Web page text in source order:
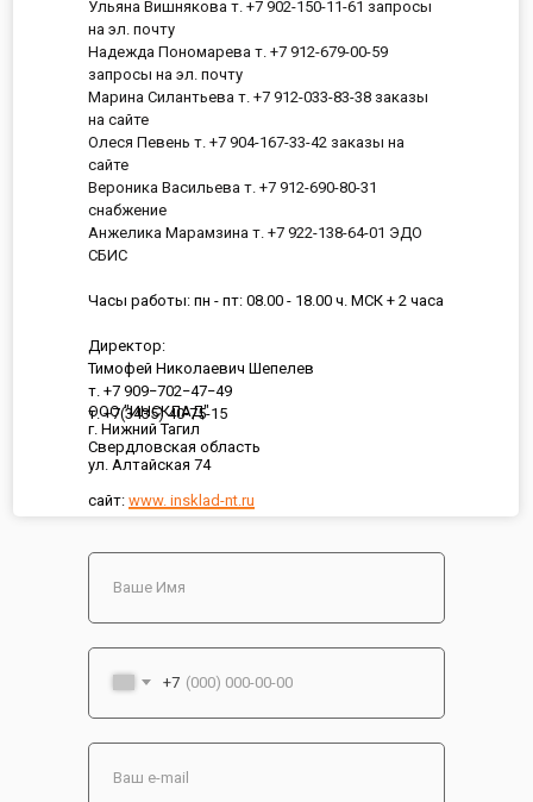
ООО "ИНСКЛАД"
г. Нижний Тагил
Свердловская область
ул. Алтайская 74
сайт: www. insklad-nt.ru
Ульяна Вишнякова т. +7 902-150-11-61 запросы
на эл. почту
Надежда Пономарева т. +7 912-679-00-59
запросы на эл. почту
Марина Силантьева т. +7 912-033-83-38 заказы
на сайте
Олеся Певень т. +7 904-167-33-42 заказы на
сайте
Вероника Васильева т. +7 912-690-80-31
снабжение
Анжелика Марамзина т. +7 922-138-64-01 ЭДО
СБИС
Часы работы: пн - пт: 08.00 - 18.00 ч. МСК + 2 часа
Директор:
Тимофей Николаевич Шепелев
т. +7 909−702−47−49
т. +7(3435) 40-75-15
+7